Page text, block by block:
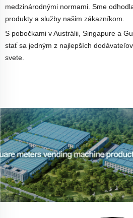
medzinárodnými normami. Sme
produkty a služby našim zákazníkom.
S pobočkami v Austrálii, Singapure a
stať sa jedným z najlepších
svete.